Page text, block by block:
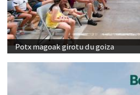
Potx magoak girotu du goiza